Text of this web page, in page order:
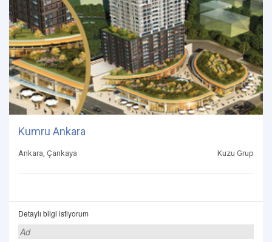
Kumru Ankara
Ankara, Çankaya Kuzu Grup
Detaylı bilgi istiyorum